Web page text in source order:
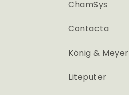
ChamSys
Contacta
König & Meyer
Liteputer